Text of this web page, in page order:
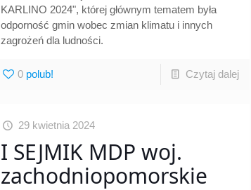
KARLINO 2024", której głównym tematem była
odporność gmin wobec zmian klimatu i innych
zagrożeń dla ludności.
0 Czytaj dalej
29 kwietnia 2024
I SEJMIK MDP woj.
zachodniopomorskie